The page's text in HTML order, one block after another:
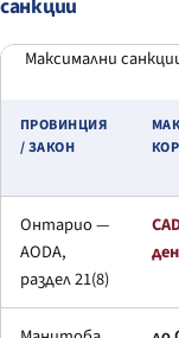
санкции
Максимални
ПРОВИНЦИЯ
/ ЗАКОН
Онтарио —
AODA,
раздел 21(8)
ден